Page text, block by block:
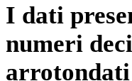
I dati
numeri
arrotondati